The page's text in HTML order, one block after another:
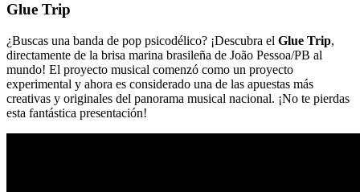
Glue Trip
¿Buscas una banda de pop psicodélico? ¡Descubra el Glue Trip,
directamente de la brisa marina brasileña de João Pessoa/PB al
mundo! El proyecto musical comenzó como un proyecto
experimental y ahora es considerado una de las apuestas más
creativas y originales del panorama musical nacional. ¡No te pierdas
esta fantástica presentación!